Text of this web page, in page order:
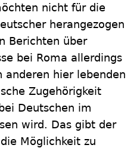
nicht für die
herangezogen
Berichten über
bei Roma allerdings
hier lebenden
Zugehörigkeit
Deutschen im
wird. Das gibt der
Möglichkeit zu